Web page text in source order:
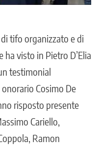
tifo organizzato e di
visto in Pietro D’Elia
testimonial
onorario Cosimo De
risposto presente
Cariello,
Ramon